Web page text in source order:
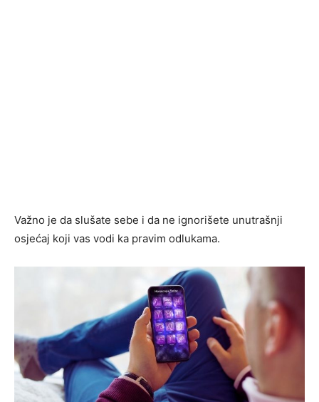
Važno je da slušate sebe i da ne ignorišete unutrašnji
osjećaj koji vas vodi ka pravim odlukama.